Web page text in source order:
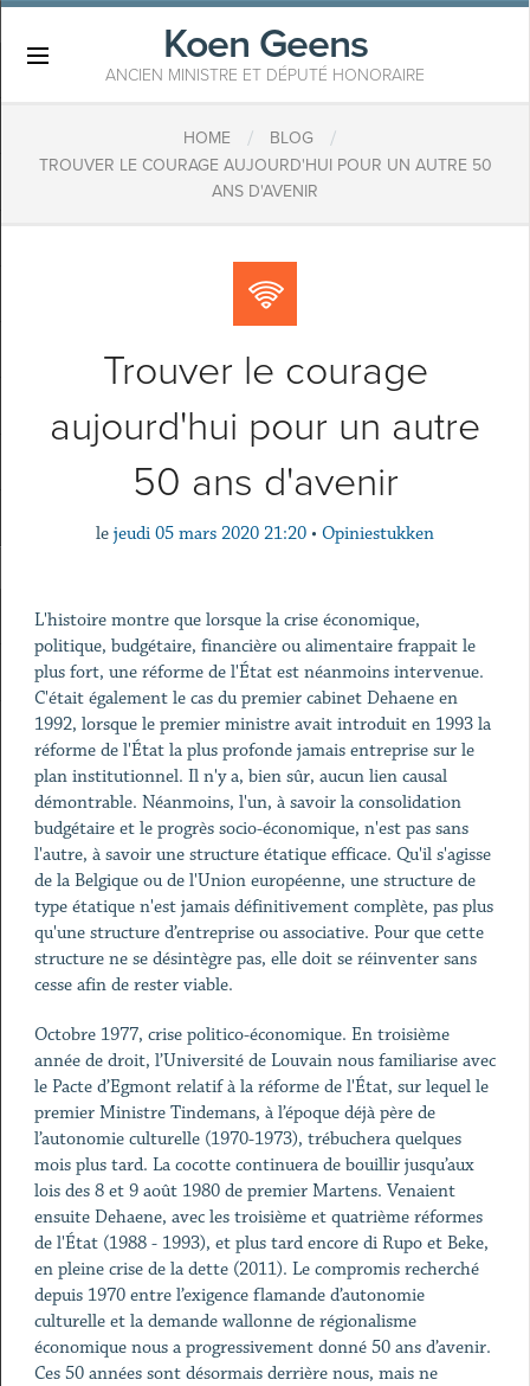
Koen Geens
ANCIEN MINISTRE ET DÉPUTÉ HONORAIRE
HOME / BLOG /
TROUVER LE COURAGE AUJOURD'HUI POUR UN AUTRE 50
ANS D'AVENIR
Trouver le courage
aujourd'hui pour un autre
50 ans d'avenir
le jeudi 05 mars 2020 21:20 • Opiniestukken
L'histoire montre que lorsque la crise économique,
politique, budgétaire, financière ou alimentaire frappait le
plus fort, une réforme de l'État est néanmoins intervenue.
C'était également le cas du premier cabinet Dehaene en
1992, lorsque le premier ministre avait introduit en 1993 la
réforme de l'État la plus profonde jamais entreprise sur le
plan institutionnel. Il n'y a, bien sûr, aucun lien causal
démontrable. Néanmoins, l'un, à savoir la consolidation
budgétaire et le progrès socio-économique, n'est pas sans
l'autre, à savoir une structure étatique efficace. Qu'il s'agisse
de la Belgique ou de l'Union européenne, une structure de
type étatique n'est jamais définitivement complète, pas plus
qu'une structure d’entreprise ou associative. Pour que cette
structure ne se désintègre pas, elle doit se réinventer sans
cesse afin de rester viable.
Octobre 1977, crise politico-économique. En troisième
année de droit, l’Université de Louvain nous familiarise avec
le Pacte d’Egmont relatif à la réforme de l'État, sur lequel le
premier Ministre Tindemans, à l’époque déjà père de
l’autonomie culturelle (1970-1973), trébuchera quelques
mois plus tard. La cocotte continuera de bouillir jusqu’aux
lois des 8 et 9 août 1980 de premier Martens. Venaient
ensuite Dehaene, avec les troisième et quatrième réformes
de l'État (1988 - 1993), et plus tard encore di Rupo et Beke,
en pleine crise de la dette (2011). Le compromis recherché
depuis 1970 entre l’exigence flamande d’autonomie
culturelle et la demande wallonne de régionalisme
économique nous a progressivement donné 50 ans d’avenir.
Ces 50 années sont désormais derrière nous, mais ne